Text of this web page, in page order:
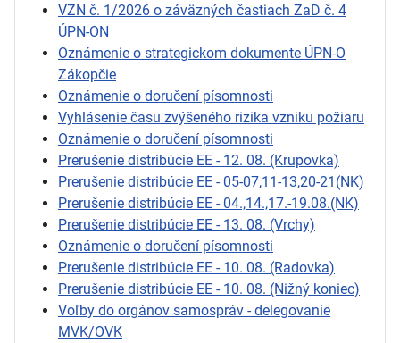
VZN č. 1/2026 o záväzných častiach ZaD č. 4
ÚPN-ON
Oznámenie o strategickom dokumente ÚPN-O
Zákopčie
Oznámenie o doručení písomnosti
Vyhlásenie času zvýšeného rizika vzniku požiaru
Oznámenie o doručení písomnosti
Prerušenie distribúcie EE - 12. 08. (Krupovka)
Prerušenie distribúcie EE - 05-07,11-13,20-21(NK)
Prerušenie distribúcie EE - 04.,14.,17.-19.08.(NK)
Prerušenie distribúcie EE - 13. 08. (Vrchy)
Oznámenie o doručení písomnosti
Prerušenie distribúcie EE - 10. 08. (Radovka)
Prerušenie distribúcie EE - 10. 08. (Nižný koniec)
Voľby do orgánov samospráv - delegovanie
MVK/OVK